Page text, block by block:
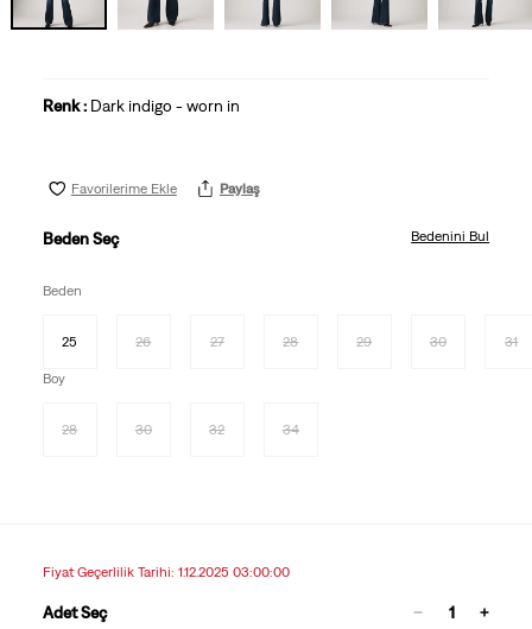
Renk : Dark indigo - worn in
Favorilerime Ekle Paylaş
Beden Seç Bedenini Bul
Beden
25 26 27 28 29 30 31
Boy
28 30 32 34
Fiyat Geçerlilik Tarihi: 1.12.2025 03:00:00
Adet Seç